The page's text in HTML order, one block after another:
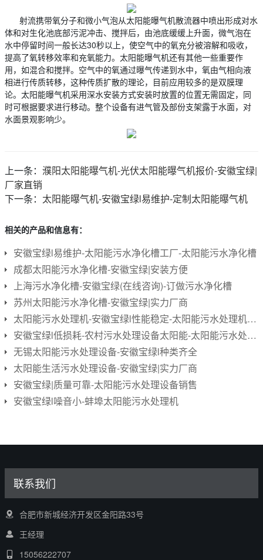
射流携带氧分子和微小气泡从太阳能曝气机散流器中喷出形成对水
体和对生化池底部污泥冲击、搅拌后，由池底缓缓上升面，微气泡在
水中停留时间一般长达30秒以上，使空气中的氧充分被溶解和吸收，
提高了氧转移效率和充氧能力。太阳能曝气机还有其他一些重要作
用，如混合和搅拌。空气中的氧通过曝气传递到水中，氧由气相向液
相进行传质转移，这种传质扩散的理论，目前应用较多的是双膜理
论。太阳能曝气机采用深水安装方式安装时放置的位置无需固定，同
时可根据要求进行移动。整个设备有进气管及部份支架露于水面，对
水面景观影响少。
上一条： 濮阳太阳能曝气机-光伏太阳能曝气机报价-安徽宝绿|
厂家直销
下一条： 太阳能曝气机-安徽宝绿l易维护-定制太阳能曝气机
相关的产品和信息有：
安徽宝绿l易维护-太阳能污水净化槽工厂-太阳能污水净化槽
成都太阳能污水净化槽-安徽宝绿|安装方便
上海污水净化槽-安徽宝绿(在线咨询)-订做污水净化槽
苏州太阳能污水净化槽-安徽宝绿|实力厂商
太阳能污水处理机-安徽宝绿l性能稳定-太阳能污水处理机报价
安徽宝绿l低损耗-农村污水处理设备太阳能-太阳能污水处理设备
无锡太阳能污水处理设备-安徽宝绿l种类齐全
太阳能生活污水处理设备-安徽宝绿|实力厂商
安徽宝绿|质量可靠-太阳能污水处理设备销售
安徽宝绿l噪音小-蚌埠太阳能污水处理机
联系我们
合肥市新城经济开发区金阳路33号
王经理
15056222707